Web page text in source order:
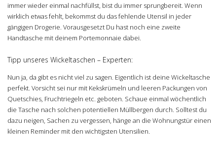
immer wieder einmal nachfüllst, bist du immer sprungbereit. Wenn
wirklich etwas fehlt, bekommst du das fehlende Utensil in jeder
gängigen Drogerie. Vorausgesetzt Du hast noch eine zweite
Handtasche mit deinem Portemonnaie dabei.
Tipp unseres Wickeltaschen – Experten:
Nun ja, da gibt es nicht viel zu sagen. Eigentlich ist deine Wickeltasche
perfekt. Vorsicht sei nur mit Kekskrümeln und leeren Packungen von
Quetschies, Fruchtriegeln etc. geboten. Schaue einmal wöchentlich
die Tasche nach solchen potentiellen Müllbergen durch. Solltest du
dazu neigen, Sachen zu vergessen, hänge an die Wohnungstür einen
kleinen Reminder mit den wichtigsten Utensilien.